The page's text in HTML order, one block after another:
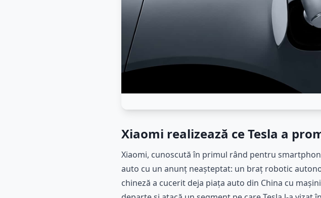
Xiaomi realizează ce Tesla a
Xiaomi, cunoscută în primul rând pentru
auto cu un anunț neașteptat: un braț robotic
chineză a cucerit deja piața auto din China cu